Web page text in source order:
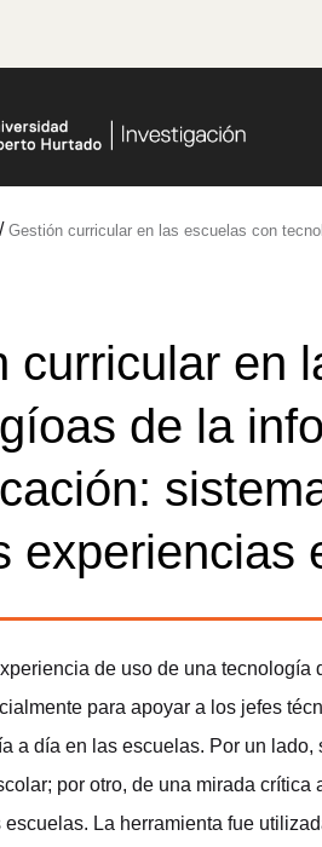
/ Gestión curricular en las escuelas con
curricular en
de la
experiencias
de uso de una
para apoyar a los jefes
a día en las escuelas. Por un
por otro, de una mirada
La herramienta fue